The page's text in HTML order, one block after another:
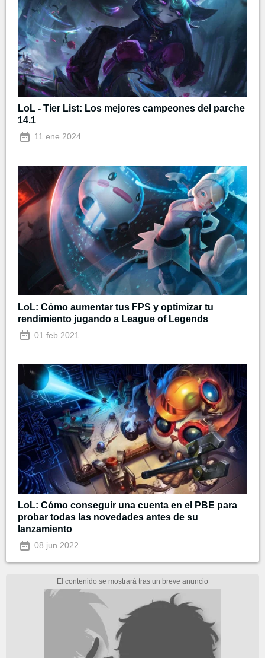
LoL - Tier List: Los mejores campeones del parche
14.1
11 ene 2024
LoL: Cómo aumentar tus FPS y optimizar tu
rendimiento jugando a League of Legends
01 feb 2021
LoL: Cómo conseguir una cuenta en el PBE para
probar todas las novedades antes de su
lanzamiento
08 jun 2022